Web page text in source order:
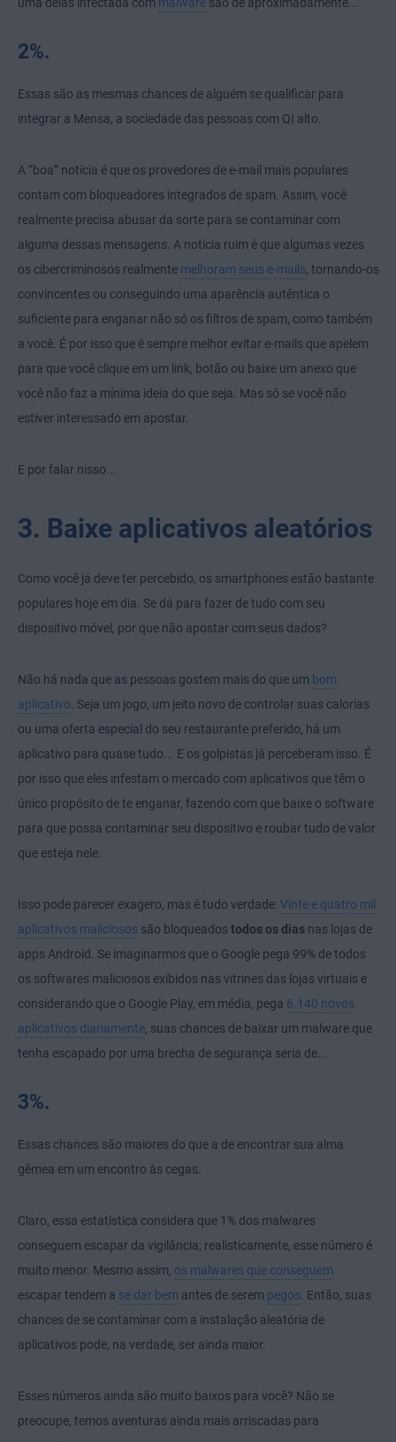
uma delas infectada com malware são de aproximadamente...
2%.
Essas são as mesmas chances de alguém se qualificar para
integrar a Mensa, a sociedade das pessoas com QI alto.
A “boa” notícia é que os provedores de e-mail mais populares
contam com bloqueadores integrados de spam. Assim, você
realmente precisa abusar da sorte para se contaminar com
alguma dessas mensagens. A notícia ruim é que algumas vezes
os cibercriminosos realmente melhoram seus e-mails, tornando-os
convincentes ou conseguindo uma aparência autêntica o
suficiente para enganar não só os filtros de spam, como também
a você. É por isso que é sempre melhor evitar e-mails que apelem
para que você clique em um link, botão ou baixe um anexo que
você não faz a mínima ideia do que seja. Mas só se você não
estiver interessado em apostar.
E por falar nisso...
3. Baixe aplicativos aleatórios
Como você já deve ter percebido, os smartphones estão bastante
populares hoje em dia. Se dá para fazer de tudo com seu
dispositivo móvel, por que não apostar com seus dados?
Não há nada que as pessoas gostem mais do que um bom
aplicativo. Seja um jogo, um jeito novo de controlar suas calorias
ou uma oferta especial do seu restaurante preferido, há um
aplicativo para quase tudo... E os golpistas já perceberam isso. É
por isso que eles infestam o mercado com aplicativos que têm o
único propósito de te enganar, fazendo com que baixe o software
para que possa contaminar seu dispositivo e roubar tudo de valor
que esteja nele.
Isso pode parecer exagero, mas é tudo verdade: Vinte e quatro mil
aplicativos maliciosos são bloqueados todos os dias nas lojas de
apps Android. Se imaginarmos que o Google pega 99% de todos
os softwares maliciosos exibidos nas vitrines das lojas virtuais e
considerando que o Google Play, em média, pega 6.140 novos
aplicativos diariamente, suas chances de baixar um malware que
tenha escapado por uma brecha de segurança seria de...
3%.
Essas chances são maiores do que a de encontrar sua alma
gêmea em um encontro às cegas.
Claro, essa estatística considera que 1% dos malwares
conseguem escapar da vigilância; realisticamente, esse número é
muito menor. Mesmo assim, os malwares que conseguem
escapar tendem a se dar bem antes de serem pegos. Então, suas
chances de se contaminar com a instalação aleatória de
aplicativos pode, na verdade, ser ainda maior.
Esses números ainda são muito baixos para você? Não se
preocupe, temos aventuras ainda mais arriscadas para